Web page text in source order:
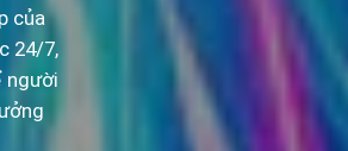
của
24/7,
người